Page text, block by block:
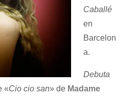
Caballé
en
Barcelon
a.
Debuta
«Cio cio san» de Madame